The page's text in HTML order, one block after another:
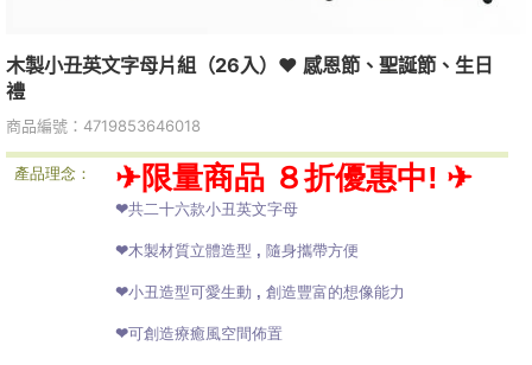
木製小丑英文字母片組（26入）❤ 感恩節、聖誕節、生日
禮
商品編號：4719853646018
產品理念： ✈限量商品 ８折優惠中! ✈
❤共二十六款小丑英文字母
❤木製材質立體造型 , 隨身攜帶方便
❤小丑造型可愛生動 , 創造豐富的想像能力
❤可創造療癒風空間佈置